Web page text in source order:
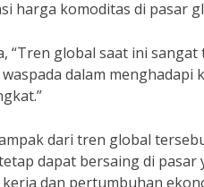
harga komoditas di pasar
global saat ini
dalam menghadapi
dari tren global
dapat bersaing di pasar
dan pertumbuhan